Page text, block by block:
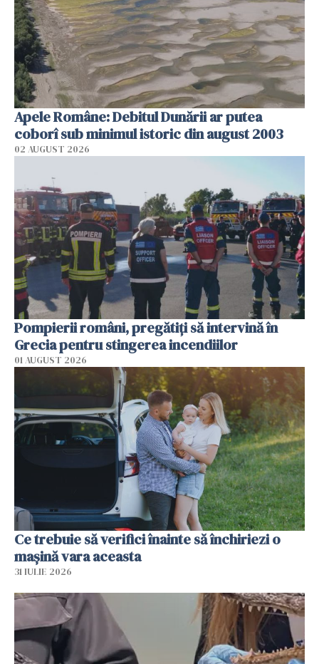
Apele Române: Debitul Dunării ar putea
coborî sub minimul istoric din august 2003
02 AUGUST 2026
Pompierii români, pregătiţi să intervină în
Grecia pentru stingerea incendiilor
01 AUGUST 2026
Ce trebuie să verifici înainte să închiriezi o
mașină vara aceasta
31 IULIE 2026